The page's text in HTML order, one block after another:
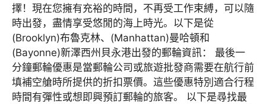
擇！現在您擁有充裕的時間，不再受工作束縛，可以隨
時出發，盡情享受悠閒的海上時光。以下是從
(Brooklyn)布魯克林、(Manhattan)曼哈頓和
(Bayonne)新澤西州貝永港出發的郵輪資訊： 最後一
分鐘郵輪優惠是當郵輪公司或旅遊批發商需要在航行前
填補空艙時所提供的折扣票價。這些優惠特別適合行程
時間有彈性或想即興預訂郵輪的旅客。 以下是尋找最